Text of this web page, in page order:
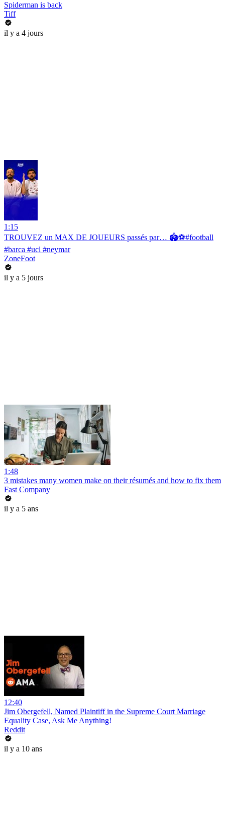
Spiderman is back
Tiff
il y a 4 jours
1:15
TROUVEZ un MAX DE JOUEURS passés par… 🏟️⚽️#football
#barca #ucl #neymar
ZoneFoot
il y a 5 jours
1:48
3 mistakes many women make on their résumés and how to fix them
Fast Company
il y a 5 ans
12:40
Jim Obergefell, Named Plaintiff in the Supreme Court Marriage
Equality Case, Ask Me Anything!
Reddit
il y a 10 ans